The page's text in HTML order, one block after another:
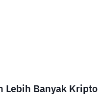
Lebih Banyak Kripto